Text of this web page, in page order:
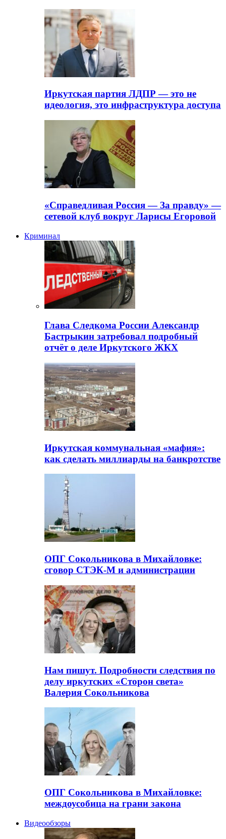
Иркутская партия ЛДПР — это не
идеология, это инфраструктура доступа
«Справедливая Россия — За правду» —
сетевой клуб вокруг Ларисы Егоровой
Криминал
Глава Следкома России Александр
Бастрыкин затребовал подробный
отчёт о деле Иркутского ЖКХ
Иркутская коммунальная «мафия»:
как сделать миллиарды на банкротстве
ОПГ Сокольникова в Михайловке:
сговор СТЭК-М и администрации
Нам пишут. Подробности следствия по
делу иркутских «Сторон света»
Валерия Сокольникова
ОПГ Сокольникова в Михайловке:
междоусобица на грани закона
Видеообзоры